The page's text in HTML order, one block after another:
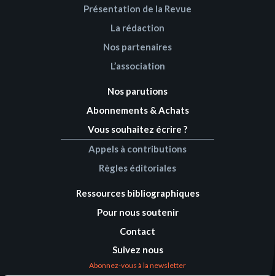
Présentation de la Revue
La rédaction
Nos partenaires
L’association
Nos parutions
Abonnements & Achats
Vous souhaitez écrire ?
Appels à contributions
Règles éditoriales
Ressources bibliographiques
Pour nous soutenir
Contact
Suivez nous
Abonnez-vous à la newsletter